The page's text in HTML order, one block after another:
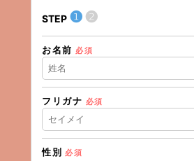
STEP ❶❷
お名前 必須
フリガナ 必須
性別 必須